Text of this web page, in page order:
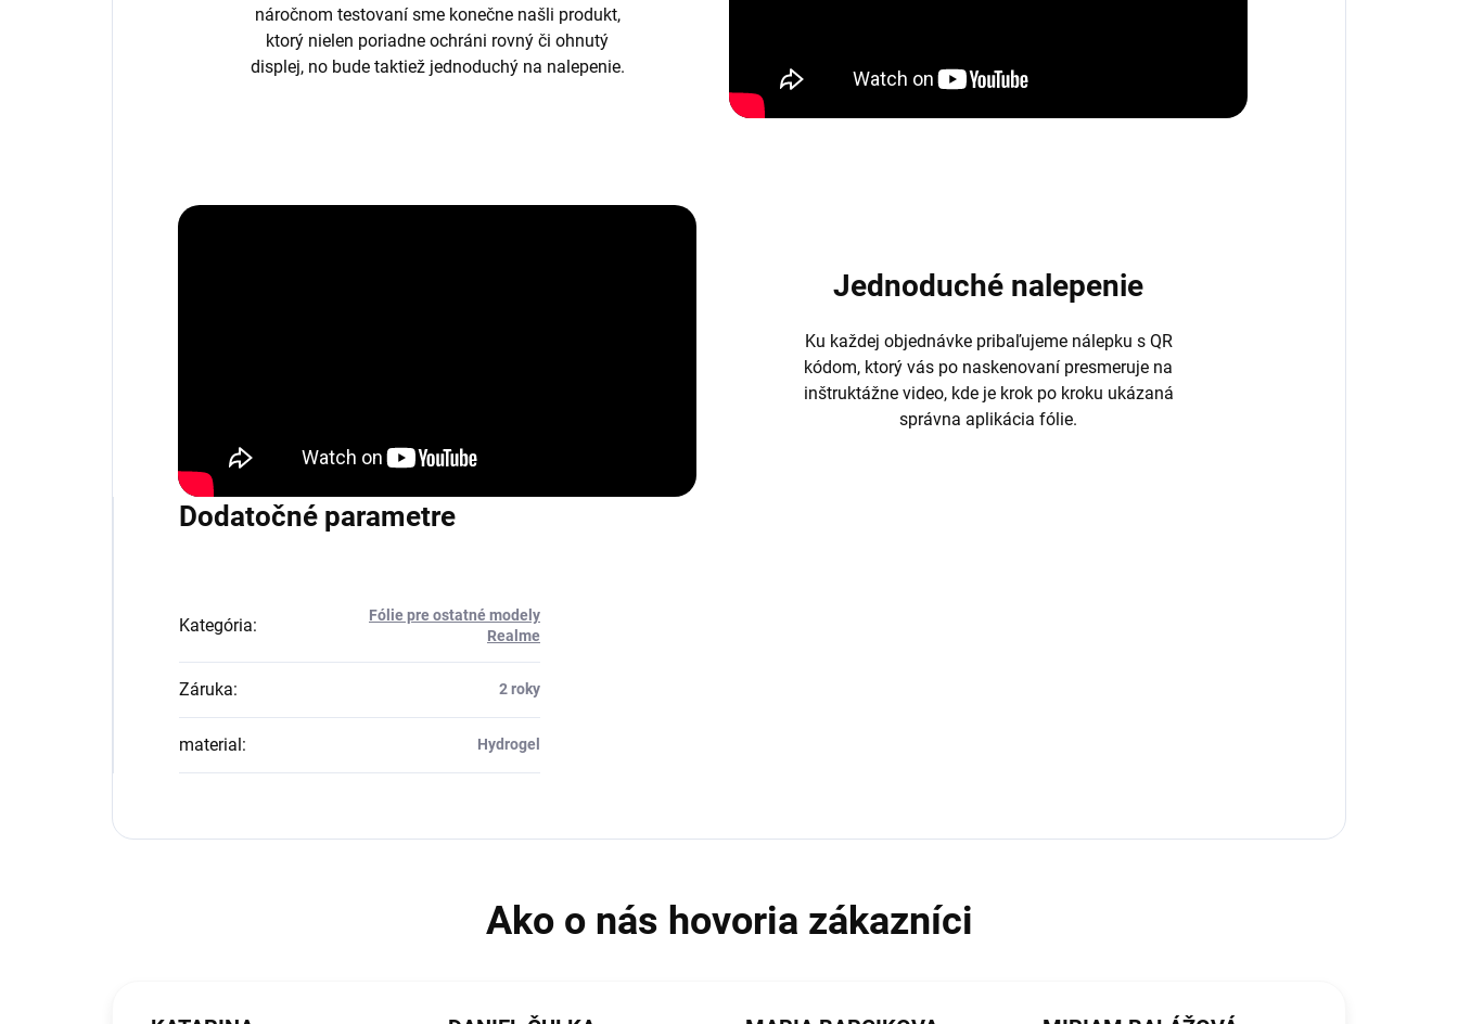
náročnom testovaní sme konečne našli produkt,
ktorý nielen poriadne ochráni rovný či ohnutý
displej, no bude taktiež jednoduchý na nalepenie.
Jednoduché nalepenie
Ku každej objednávke pribaľujeme nálepku s QR
kódom, ktorý vás po naskenovaní presmeruje na
inštruktážne video, kde je krok po kroku ukázaná
správna aplikácia fólie.
Dodatočné parametre
Kategória:
Fólie pre ostatné modely
Realme
Záruka: 2 roky
material : Hydrogel